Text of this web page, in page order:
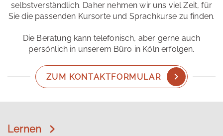
selbstverständlich. Daher nehmen wir uns viel Zeit, für
Sie die passenden Kursorte und Sprachkurse zu finden.
Die Beratung kann telefonisch, aber gerne auch
persönlich in unserem Büro in Köln erfolgen.
ZUM KONTAKTFORMULAR
Lernen